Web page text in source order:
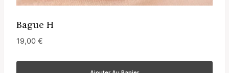
Bague H
19,00 €